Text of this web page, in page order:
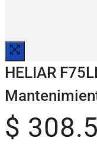
HELIAR
$